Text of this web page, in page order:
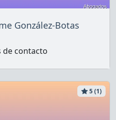
González-Botas
de contacto
5 (1)